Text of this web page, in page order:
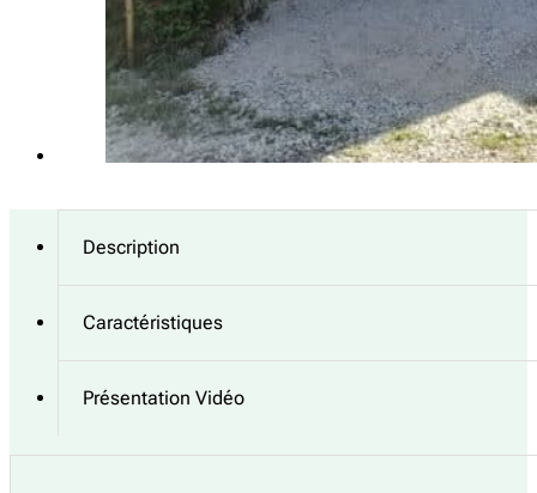
Description
Caractéristiques
Présentation Vidéo